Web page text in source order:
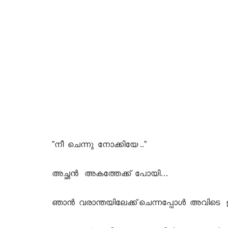
”നീ ചെന്നു നോക്കിയേ ..”
അച്ഛന്‍ അകത്തേക്ക് പോയി…
ഞാന്‍ വരാന്തയിലേക്ക് ചെന്നപ്പോള്‍ അവിടെ